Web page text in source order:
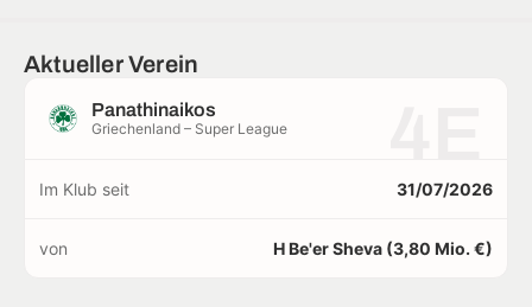
Aktueller Verein
Panathinaikos
Griechenland – Super League
Im Klub seit 31/07/2026
von H Be'er Sheva (3,80 Mio. €)